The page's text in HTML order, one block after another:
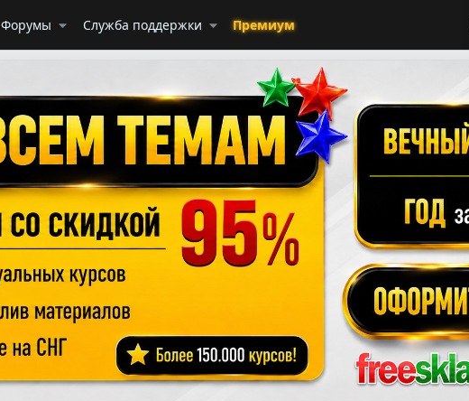
Форумы Служба поддержки Премиум